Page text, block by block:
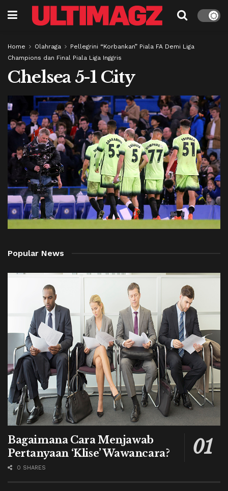
Home Olahraga
Pellegrini “Korbankan” Piala FA Demi Liga
Champions dan Final Piala Liga Inggris
Chelsea 5-1 City
Popular News
Bagaimana Cara Menjawab
Pertanyaan ‘Klise’ Wawancara?
0 SHARES